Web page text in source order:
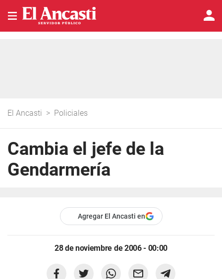
El Ancasti > Policiales
Cambia el jefe de la
Gendarmería
Agregar El Ancasti en
28 de noviembre de 2006 - 00:00